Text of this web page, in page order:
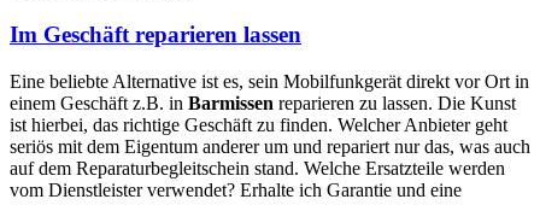
Im Geschäft reparieren lassen
Eine beliebte Alternative ist es, sein Mobilfunkgerät direkt vor Ort in
einem Geschäft z.B. in Barmissen reparieren zu lassen. Die Kunst
ist hierbei, das richtige Geschäft zu finden. Welcher Anbieter geht
seriös mit dem Eigentum anderer um und repariert nur das, was auch
auf dem Reparaturbegleitschein stand. Welche Ersatzteile werden
vom Dienstleister verwendet? Erhalte ich Garantie und eine